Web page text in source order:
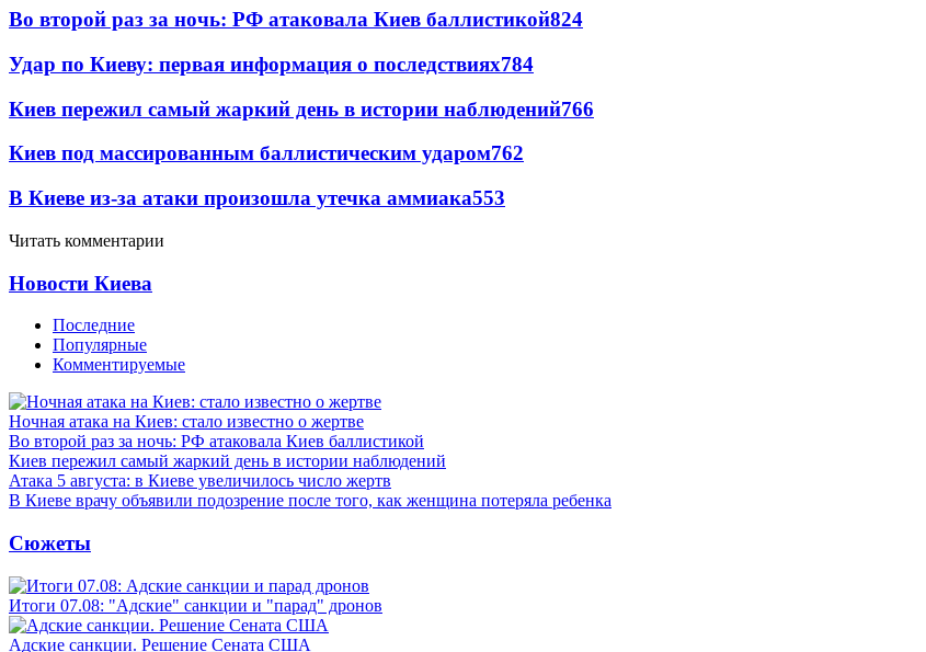
Во второй раз за ночь: РФ атаковала Киев баллистикой824
Удар по Киеву: первая информация о последствиях784
Киев пережил самый жаркий день в истории наблюдений766
Киев под массированным баллистическим ударом762
В Киеве из-за атаки произошла утечка аммиака553
Читать комментарии
Новости Киева
Последние
Популярные
Комментируемые
Ночная атака на Киев: стало известно о жертве
Во второй раз за ночь: РФ атаковала Киев баллистикой
Киев пережил самый жаркий день в истории наблюдений
Атака 5 августа: в Киеве увеличилось число жертв
В Киеве врачу объявили подозрение после того, как женщина потеряла ребенка
Сюжеты
Итоги 07.08: "Адские" санкции и "парад" дронов
Адские санкции. Решение Сената США